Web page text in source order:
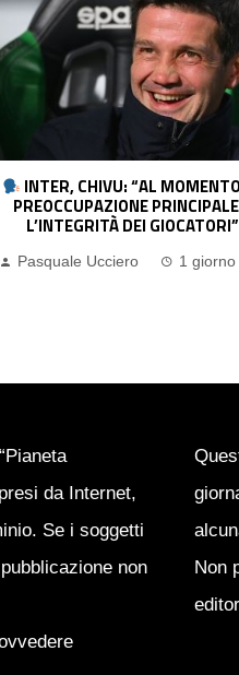
JUVENTUS, SPALLETTI:
AVER RETTO L’URTO. YILDIZ?
DOLORE. BUONI SEGNALI DA
Pasquale Ucciero 1
da Internet,
Se i soggetti
non
Non